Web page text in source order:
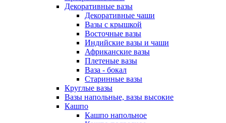
Декоративные вазы
Декоративные чаши
Вазы с крышкой
Восточные вазы
Индийские вазы и чаши
Африканские вазы
Плетеные вазы
Ваза - бокал
Старинные вазы
Круглые вазы
Вазы напольные, вазы высокие
Кашпо
Кашпо напольное